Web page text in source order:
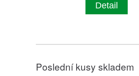
Detail
Poslední kusy skladem